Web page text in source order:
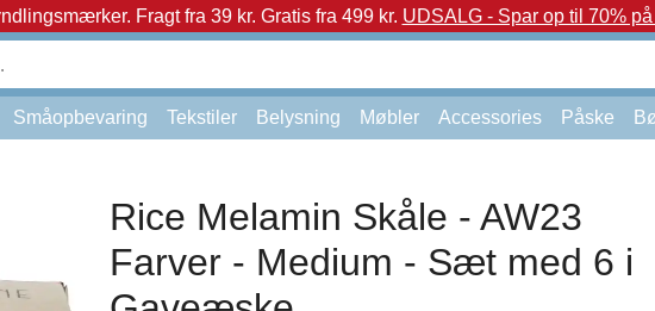
Fragt fra 39 kr. Gratis fra 499 kr. UDSALG - Spar op til 70%
Småopbevaring Tekstiler Belysning Møbler Accessories Påske
Rice Melamin Skåle - AW23
Farver - Medium - Sæt med 6 i